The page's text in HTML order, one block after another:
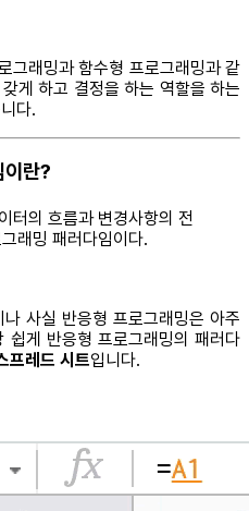
그래밍과 함수형 프로그래밍과 같
게 하고 결정을 하는 역할을 하는
다.
이란?
터의 흐름과 변경사항의 전
래밍 패러다임이다.
사실 반응형 프로그래밍은 아주
쉽게 반응형 프로그래밍의 패러다
프레드 시트입니다.